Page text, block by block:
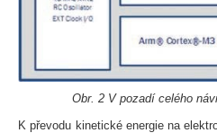
Obr. 2 V pozadí celého
K převodu kinetické energie na